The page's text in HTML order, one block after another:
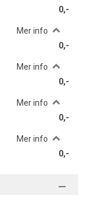
0,-
Mer info
0,-
Mer info
0,-
Mer info
0,-
Mer info
0,-